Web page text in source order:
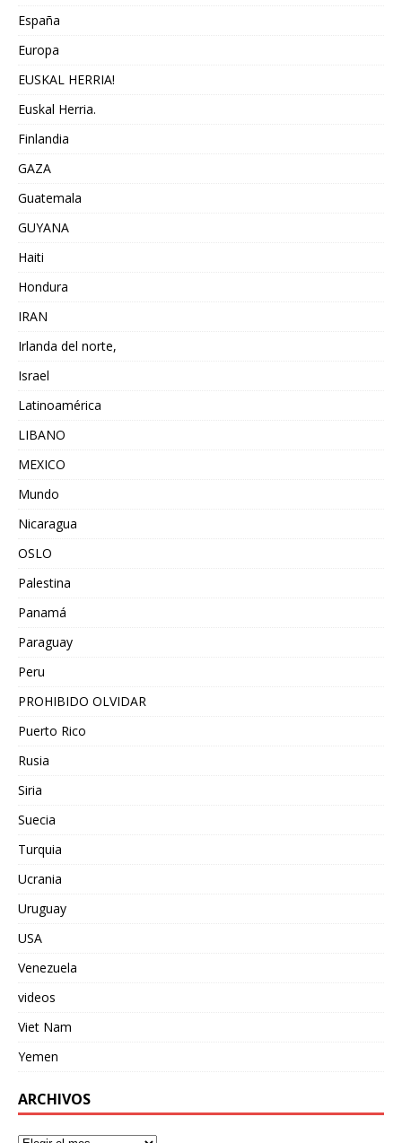
España
Europa
EUSKAL HERRIA!
Euskal Herria.
Finlandia
GAZA
Guatemala
GUYANA
Haiti
Hondura
IRAN
Irlanda del norte,
Israel
Latinoamérica
LIBANO
MEXICO
Mundo
Nicaragua
OSLO
Palestina
Panamá
Paraguay
Peru
PROHIBIDO OLVIDAR
Puerto Rico
Rusia
Siria
Suecia
Turquia
Ucrania
Uruguay
USA
Venezuela
videos
Viet Nam
Yemen
ARCHIVOS